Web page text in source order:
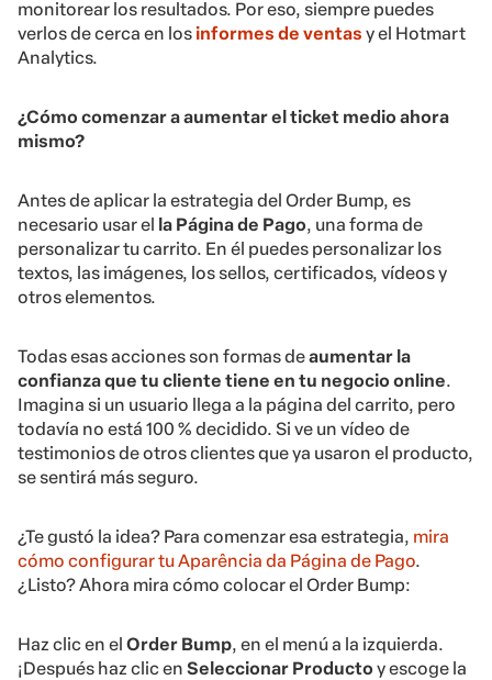
monitorear los resultados. Por eso, siempre puedes
verlos de cerca en los informes de ventas y el Hotmart
Analytics.
¿Cómo comenzar a aumentar el ticket medio ahora
mismo?
Antes de aplicar la estrategia del Order Bump, es
necesario usar el la Página de Pago, una forma de
personalizar tu carrito. En él puedes personalizar los
textos, las imágenes, los sellos, certificados, vídeos y
otros elementos.
Todas esas acciones son formas deaumentar la
confianza que tu cliente tiene en tu negocio online.
Imagina si un usuario llega a la página del carrito, pero
todavía no está 100 % decidido. Si ve un vídeo de
testimonios de otros clientes que ya usaron el producto,
se sentirá más seguro.
¿Te gustó la idea? Para comenzar esa estrategia, mira
cómo configurar tu Aparência da Página de Pago.
¿Listo? Ahora mira cómo colocar el Order Bump:
Haz clic en el Order Bump, en el menú a la izquierda.
¡Después haz clic en Seleccionar Producto y escoge la